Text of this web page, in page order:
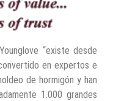
“existe desde
en expertos e
de hormigón y han
1.000 grandes